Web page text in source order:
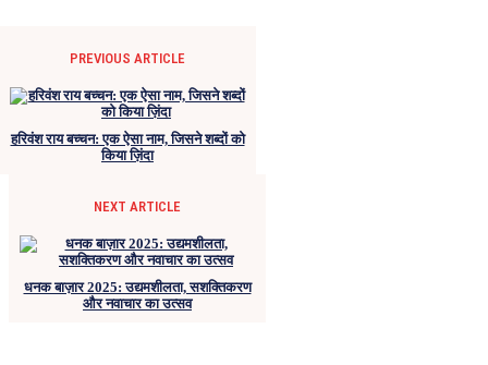
PREVIOUS ARTICLE
हरिवंश राय बच्चन: एक ऐसा नाम, जिसने शब्दों को
किया ज़िंदा
NEXT ARTICLE
धनक बाज़ार 2025: उद्यमशीलता, सशक्तिकरण
और नवाचार का उत्सव